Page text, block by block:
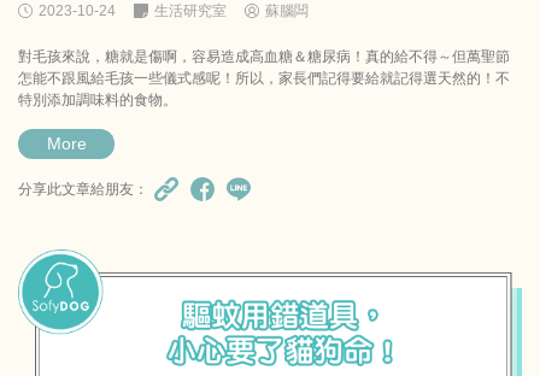
2023-10-24 生活研究室 蘇腦闆
對毛孩來說，糖就是傷啊，容易造成高血糖＆糖尿病！真的給不得～但萬聖節
怎能不跟風給毛孩一些儀式感呢！所以，家長們記得要給就記得選天然的！不
特別添加調味料的食物。
More
分享此文章給朋友：